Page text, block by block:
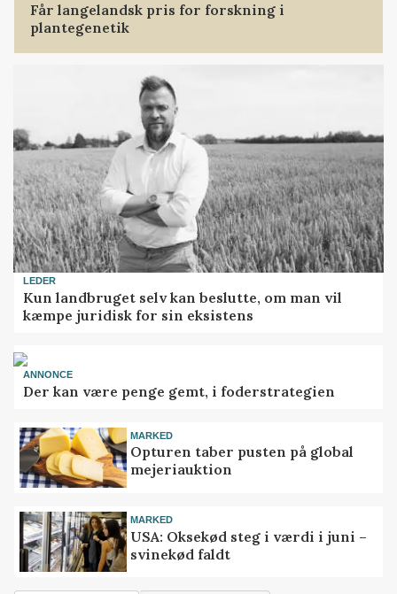
Får langelandsk pris for forskning i
plantegenetik
LEDER
Kun landbruget selv kan beslutte, om man vil
kæmpe juridisk for sin eksistens
ANNONCE
Der kan være penge gemt, i foderstrategien
MARKED
Opturen taber pusten på global
mejeriauktion
MARKED
USA: Oksekød steg i værdi i juni –
svinekød faldt